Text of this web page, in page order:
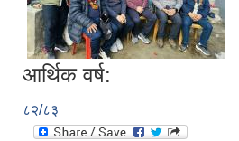
आर्थिक वर्ष:
८२/८३